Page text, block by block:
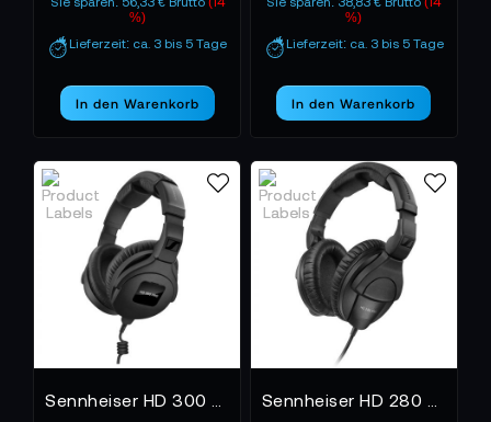
%)
Lieferzeit: ca. 3 bis 5 Tage
In den Warenkorb
%)
Lieferzeit: ca. 3 bis 5 Tage
In den Warenkorb